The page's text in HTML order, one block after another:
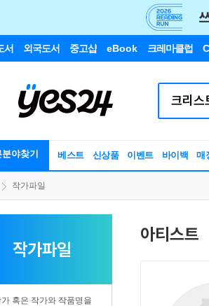
서 외국도서 중고샵 eBook 크레마클럽
야찾기 베스트 신상품 이벤트 바이백 매
작가파일
작가파일
가 혹은 작가와 작품명을
아티스트